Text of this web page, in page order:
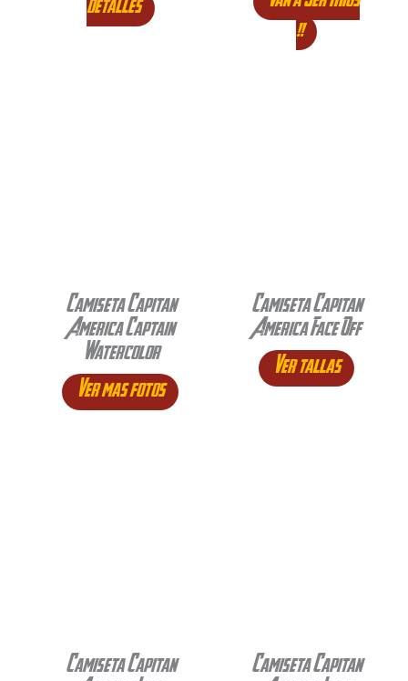
detalles
!!
Camiseta Capitan
America Captain
Watercolor
Ver mas fotos
Camiseta Capitan
America Face Off
Ver tallas
Camiseta Capitan
Camiseta Capitan